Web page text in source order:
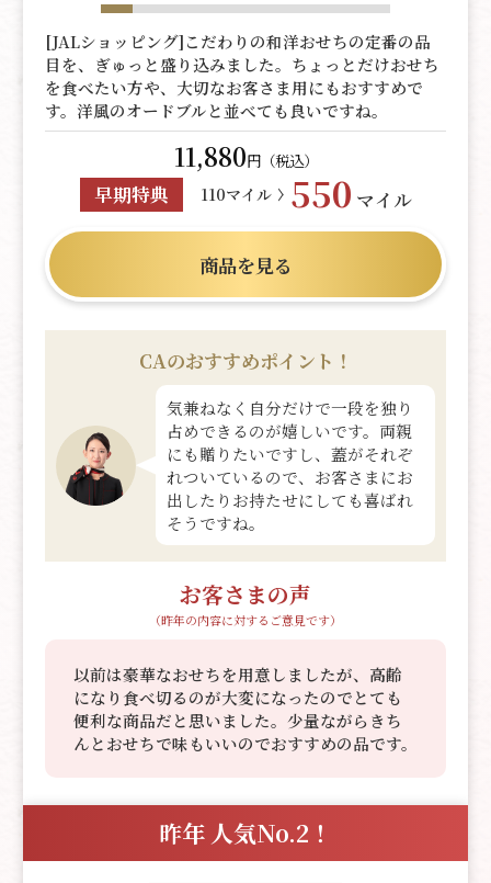
[JALショッピング]こだわりの和洋おせちの定番の品
目を、ぎゅっと盛り込みました。ちょっとだけおせち
を食べたい方や、大切なお客さま用にもおすすめで
す。洋風のオードブルと並べても良いですね。
11,880円（税込）
早期特典 110マイル 550 マイル
商品を見る
CAのおすすめポイント！
気兼ねなく自分だけで一段を独り
占めできるのが嬉しいです。両親
にも贈りたいですし、蓋がそれぞ
れついているので、お客さまにお
出したりお持たせにしても喜ばれ
そうですね。
お客さまの声
（昨年の内容に対するご意見です）
以前は豪華なおせちを用意しましたが、高齢
になり食べ切るのが大変になったのでとても
便利な商品だと思いました。少量ながらきち
んとおせちで味もいいのでおすすめの品です。
昨年 人気No.2！